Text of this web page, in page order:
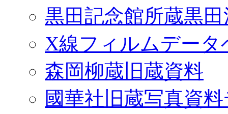
黒田記念館所蔵黒
X線フィルムデータ
森岡柳蔵旧蔵資料
國華社旧蔵写真資